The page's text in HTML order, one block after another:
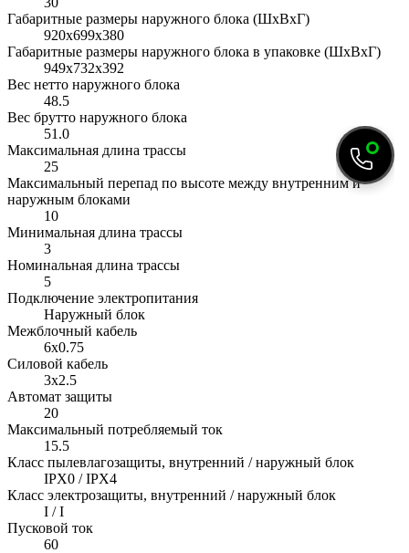
Габаритные размеры наружного блока (ШxВxГ)
920x699x380
Габаритные размеры наружного блока в упаковке (ШxВxГ)
949x732x392
Вес нетто наружного блока
48.5
Вес брутто наружного блока
51.0
Максимальная длина трассы
25
Максимальный перепад по высоте между внутренним и
наружным блоками
10
Минимальная длина трассы
3
Номинальная длина трассы
5
Подключение электропитания
Наружный блок
Межблочный кабель
6x0.75
Силовой кабель
3x2.5
Автомат защиты
20
Максимальный потребляемый ток
15.5
Класс пылевлагозащиты, внутренний / наружный блок
IPX0 / IPX4
Класс электрозащиты, внутренний / наружный блок
I / I
Пусковой ток
60